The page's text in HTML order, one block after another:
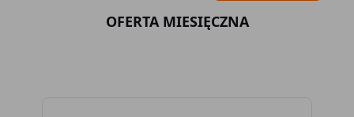
OFERTA MIESIĘCZNA